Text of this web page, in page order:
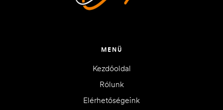
MENÜ
Kezdőoldal
Rólunk
Elérhetőségeink